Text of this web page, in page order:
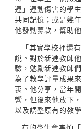
運」運動傷害的學
共同記憶；或是幾
他發動募款，幫助
「其實學校裡還
說。對於新進教師
驗，勉勵新進教師
為了教學評量成果
衷。他分享，當年
響，但後來他放下
以及調整原有的教學
有的學生會害怕